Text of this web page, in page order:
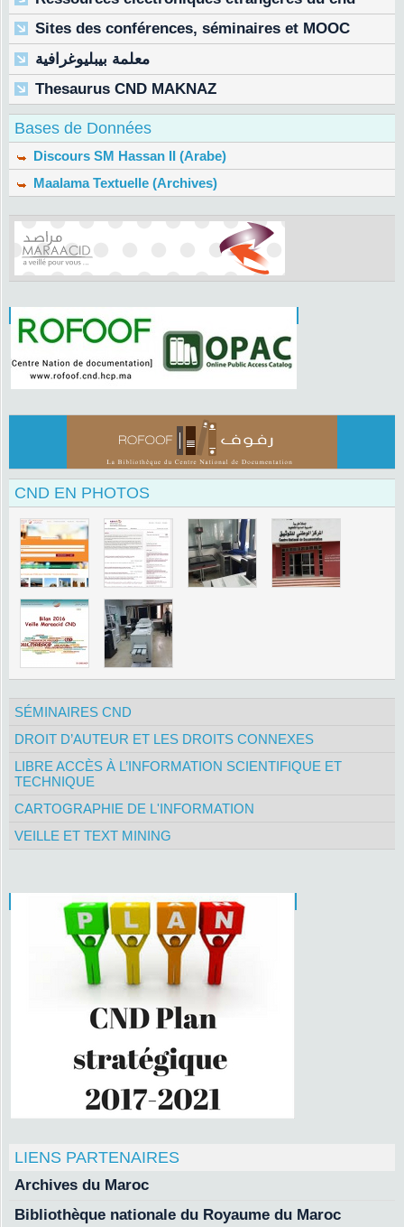
Sites des conférences, séminaires et MOOC
معلمة بيبليوغرافية
Thesaurus CND MAKNAZ
Bases de Données
Discours SM Hassan II (Arabe)
Maalama Textuelle (Archives)
CND EN PHOTOS
SÉMINAIRES CND
DROIT D’AUTEUR ET LES DROITS CONNEXES
LIBRE ACCÈS À L’INFORMATION SCIENTIFIQUE ET
TECHNIQUE
CARTOGRAPHIE DE L'INFORMATION
VEILLE ET TEXT MINING
LIENS PARTENAIRES
Archives du Maroc
Bibliothèque nationale du Royaume du Maroc